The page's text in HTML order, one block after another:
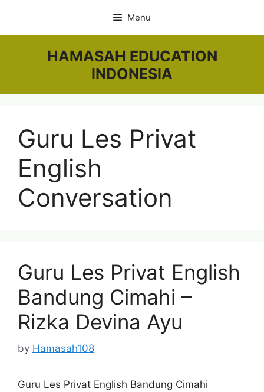
content
Menu
HAMASAH EDUCATION
INDONESIA
Guru Les Privat
English
Conversation
Guru Les Privat English
Bandung Cimahi –
Rizka Devina Ayu
by Hamasah108
Guru Les Privat English Bandung Cimahi